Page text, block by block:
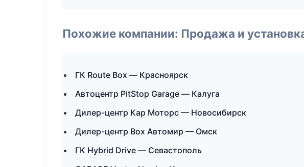
Похожие компании: Продажа и
ГК Route Box — Красноярск
Автоцентр PitStop Garage — Калуга
Дилер-центр Кар Моторс — Новосибирск
Дилер-центр Box Автомир — Омск
ГК Hybrid Drive — Севастополь